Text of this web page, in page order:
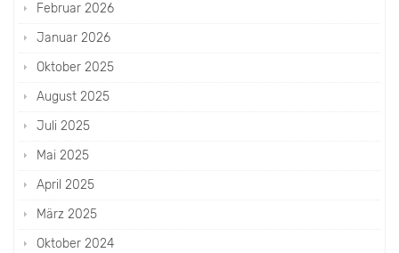
Februar 2026
Januar 2026
Oktober 2025
August 2025
Juli 2025
Mai 2025
April 2025
März 2025
Oktober 2024